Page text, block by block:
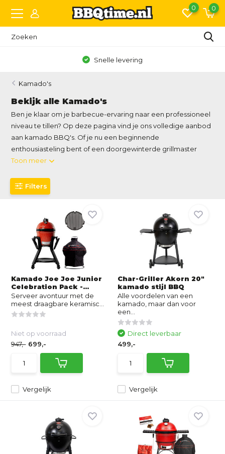
0 0
Snelle levering
Kamado's
Bekijk alle Kamado's
Ben je klaar om je barbecue-ervaring naar een professioneel
niveau te tillen? Op deze pagina vind je ons volledige aanbod
aan kamado BBQ's. Of je nu een beginnende
enthousiasteling bent of een doorgewinterde grillmaster
Toon meer
Filters
Kamado Joe Joe Junior
Celebration Pack -...
Serveer avontuur met de
meest draagbare keramisc...
Vergelijk
Niet op voorraad
947,- 699,-
Char-Griller Akorn 20"
kamado stijl BBQ
Alle voordelen van een
kamado, maar dan voor
een...
Vergelijk
Direct leverbaar
499,-